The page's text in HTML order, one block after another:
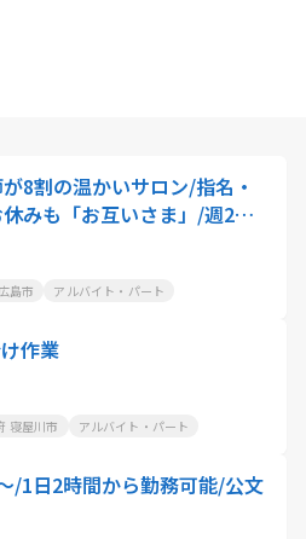
8割の温かいサロン/指名・
みも「お互いさま」/週2
島市 アルバイト・パート
作業
寝屋川市 アルバイト・パート
/1日2時間から勤務可能/公文